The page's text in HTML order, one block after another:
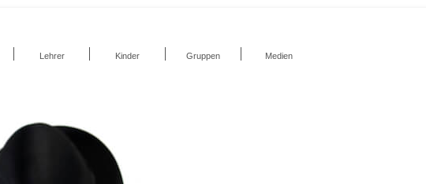
Lehrer Kinder Gruppen Medien